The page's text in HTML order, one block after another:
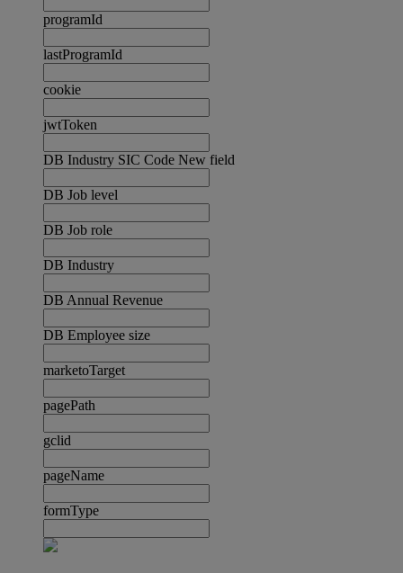
programId
lastProgramId
cookie
jwtToken
DB Industry SIC Code New field
DB Job level
DB Job role
DB Industry
DB Annual Revenue
DB Employee size
marketoTarget
pagePath
gclid
pageName
formType